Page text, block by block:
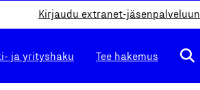
Kirjaudu extranet-jäsenpalveluun
ja yrityshaku Tee hakemus